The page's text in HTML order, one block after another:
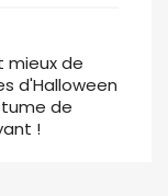
mieux de
d'Halloween
de
!